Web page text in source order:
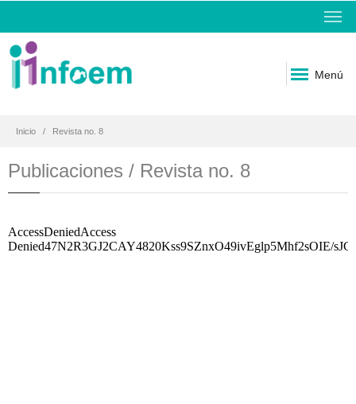
Menú
Inicio Revista no. 8
Publicaciones / Revista no. 8